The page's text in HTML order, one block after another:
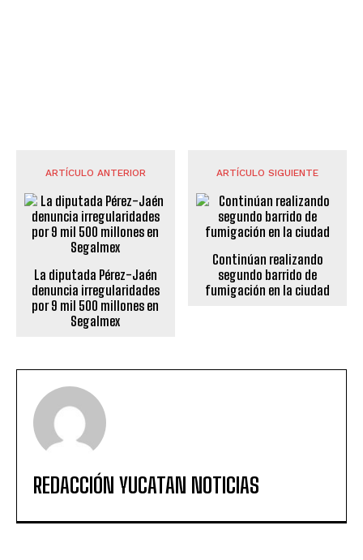
ARTÍCULO ANTERIOR
La diputada Pérez-Jaén
denuncia irregularidades
por 9 mil 500 millones en
Segalmex
ARTÍCULO SIGUIENTE
Continúan realizando
segundo barrido de
fumigación en la ciudad
REDACCIÓN YUCATAN NOTICIAS